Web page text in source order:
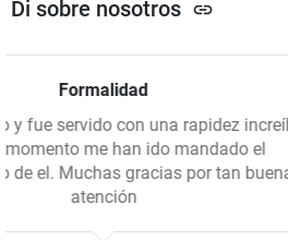
Di sobre nosotros link
increíble.
el
tan buena
El suministro
y los